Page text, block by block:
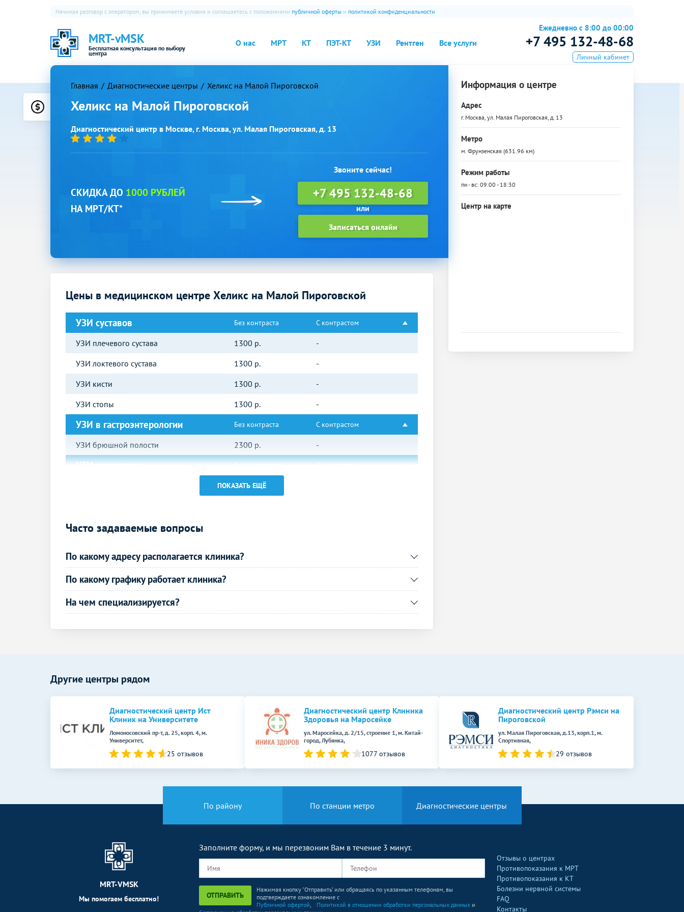
MRT-vMSK
Бесплатная консультация по выбору
центра
О нас МРТ КТ ПЭТ-КТ УЗИ Рентген Все услуги
Начиная разговор с оператором, вы принимаете условия и соглашаетесь с положениями публичной оферты и политикой конфиденциальности
Ежедневно с 8:00 до 00:00
+7 495 132-48-68
Личный кабинет
Цены
Главная Диагностические центры Хеликс на Малой Пироговской
Хеликс на Малой Пироговской
Диагностический центр в Москве, г. Москва, ул. Малая Пироговская, д. 13
СКИДКА ДО 1000 РУБЛЕЙ
НА МРТ/КТ*
Звоните сейчас!
+7 495 132-48-68
Записаться онлайн
Информация о центре
Адрес
г. Москва, ул. Малая Пироговская, д. 13
Метро
м. Фрунзенская (631.96 км)
Режим работы
пн - вс: 09:00 - 18:30
Центр на карте
Цены в медицинском центре Хеликс на Малой Пироговской
УЗИ суставов Без контраста С контрастом
УЗИ плечевого сустава 1300 р.
-
УЗИ локтевого сустава
1300 р.
-
УЗИ кисти
1300 р.
-
УЗИ стопы
1300 р. -
УЗИ в гастроэнтерологии Без контраста С контрастом
УЗИ брюшной полости 2300 р. -
УЗИ в урологии Без контраста С контрастом
УЗИ простаты (предстательной железы) 1600 р.
УЗИ мягких тканей
УЗИ слюнных желез
900
Эхокардиография (УЗИ сердца)
УЗИ в гинекологии
Электрокардиография (ЭКГ) -
Эндоскопические методы
исследования
Без контраста С контрастом
Кольпоскопия -
ПОКАЗАТЬ ЕЩЁ
Часто задаваемые вопросы
По какому адресу располагается клиника?
По какому графику работает клиника?
На чем специализируется?
Другие центры рядом
Диагностический центр Ист
Клиник на Университете
Ломоносовский пр-т, д. 25, корп. 4, м.
Университет,
25 отзывов
Диагностический центр Клиника
Здоровья на Маросейке
ул. Маросейка, д. 2/15, строение 1, м. Китай-
город, Лубянка,
1077 отзывов
Диагностический центр Рэмси на
Пироговской
ул. Малая Пироговская, д.13, корп.1, м.
Спортивная,
29 отзывов
По району По станции метро Диагностические центры
MRT-VMSK
Мы помогаем бесплатно!
Заполните форму, и мы перезвоним Вам в течение 3 минут.
ОТПРАВИТЬ
Нажимая кнопку "Отправить" или обращаясь по указанным телефонам, вы
подтверждаете ознакомление с
Публичной офертой, Политикой в отношении обработки персональных данных и
Отзывы о центрах
Противопоказания к МРТ
Противопоказания к КТ
Болезни нервной системы
FAQ
Контакты